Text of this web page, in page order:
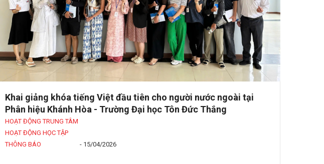
Khai giảng khóa tiếng Việt đầu tiên cho người nước ngoài tại
Phân hiệu Khánh Hòa - Trường Đại học Tôn Đức Thắng
HOẠT ĐỘNG TRUNG TÂM
HOẠT ĐỘNG HỌC TẬP
THÔNG BÁO
- 15/04/2026